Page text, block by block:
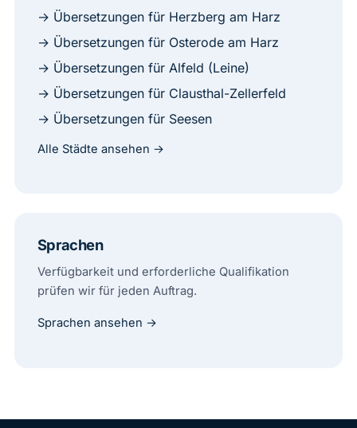
→ Übersetzungen für Herzberg am Harz
→ Übersetzungen für Osterode am Harz
→ Übersetzungen für Alfeld (Leine)
→ Übersetzungen für Clausthal-Zellerfeld
→ Übersetzungen für Seesen
Alle Städte ansehen →
Sprachen
Verfügbarkeit und erforderliche Qualifikation
prüfen wir für jeden Auftrag.
Sprachen ansehen →